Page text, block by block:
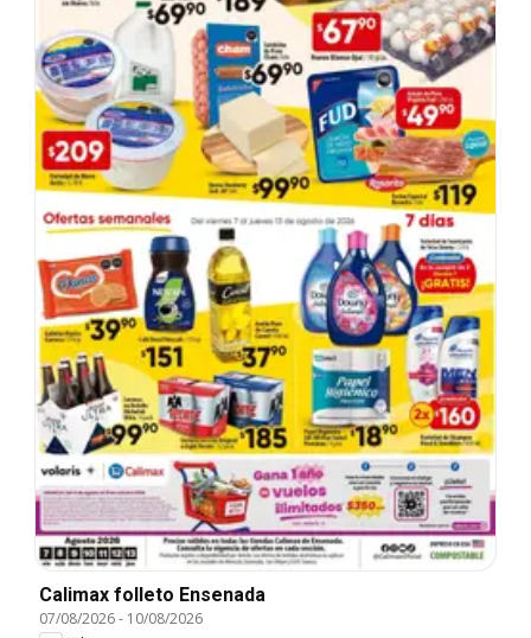
Calimax folleto Ensenada
07/08/2026- 10/08/2026